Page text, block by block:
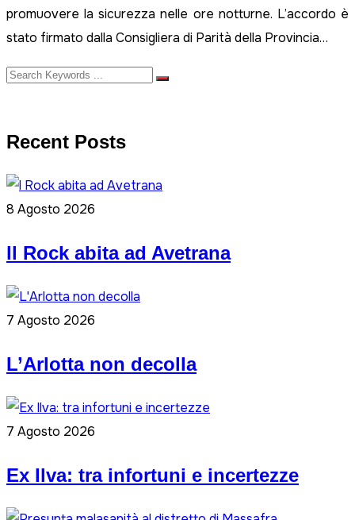
promuovere la sicurezza nelle ore notturne. L’accordo è
stato firmato dalla Consigliera di Parità della Provincia…
Recent Posts
8 Agosto 2026
ll Rock abita ad Avetrana
7 Agosto 2026
L’Arlotta non decolla
7 Agosto 2026
Ex Ilva: tra infortuni e incertezze